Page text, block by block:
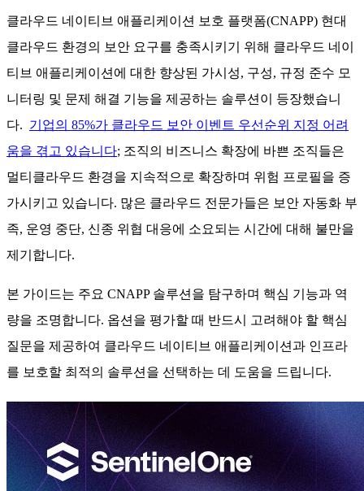
클라우드 네이티브 애플리케이션 보호 플랫폼(CNAPP) 현대
클라우드 환경의 보안 요구를 충족시키기 위해 클라우드 네이
티브 애플리케이션에 대한 향상된 가시성, 구성, 규정 준수 모
니터링 및 문제 해결 기능을 제공하는 솔루션이 등장했습니
다. 기업의 85%가 클라우드 보안 이벤트 우선순위 지정 어려
움을 겪고 있습니다; 조직의 비즈니스 확장에 바쁜 조직들은
멀티클라우드 환경을 지속적으로 확장하며 위험 프로필을 증
가시키고 있습니다. 많은 클라우드 전문가들은 보안 자동화 부
족, 운영 중단, 신종 위협 대응에 소요되는 시간에 대해 불만을
제기합니다.
본 가이드는 주요 CNAPP 솔루션을 탐구하며 핵심 기능과 역
량을 조명합니다. 옵션을 평가할 때 반드시 고려해야 할 핵심
질문을 제공하여 클라우드 네이티브 애플리케이션과 인프라
를 보호할 최적의 솔루션을 선택하는 데 도움을 드립니다.